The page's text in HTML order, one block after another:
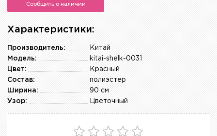
Сообщить о наличии
Характеристики:
Китай
Производитель:
kitai-shelk-0031
Модель:
Красный
Цвет:
полиэстер
Состав:
90 см
Ширина:
Цветочный
Узор: